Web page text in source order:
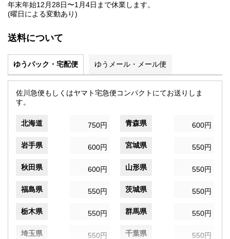
年末年始12月28日〜1月4日まで休業します。
(曜日による変動あり)
送料について
ゆうパック・宅配便 ゆうメール・メール便
佐川急便もしくはヤマト宅急便コンパクトにてお送りしま
す。
北海道 750円 青森県 600円
岩手県 600円 宮城県 550円
秋田県 600円 山形県 550円
福島県 550円 茨城県 550円
栃木県 550円 群馬県 550円
埼玉県 550円 千葉県 550円